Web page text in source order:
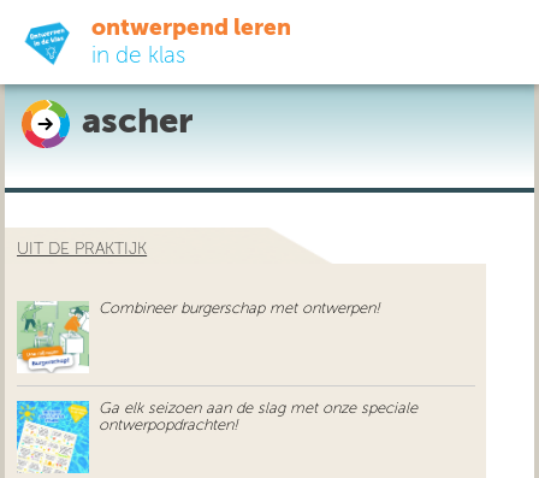
ontwerpend leren
in de klas
ready-to-go
do-it-yourself
uit de praktijk
over ons
ascher
UIT DE PRAKTIJK
Combineer burgerschap met ontwerpen!
Ga elk seizoen aan de slag met onze speciale
ontwerpopdrachten!